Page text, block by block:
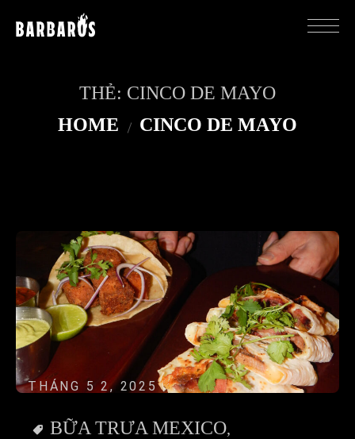
THẺ: CINCO DE MAYO
HOME
CINCO DE MAYO
THÁNG 5 2, 2025
BỮA TRƯA MEXICO